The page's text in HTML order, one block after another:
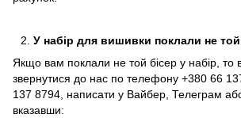
У набір для вишивки поклали не той
Якщо вам поклали не той бісер у набір, то
звернутися до нас по телефону +380 66
137 8794, написати у Вайбер, Телеграм
вказавши: